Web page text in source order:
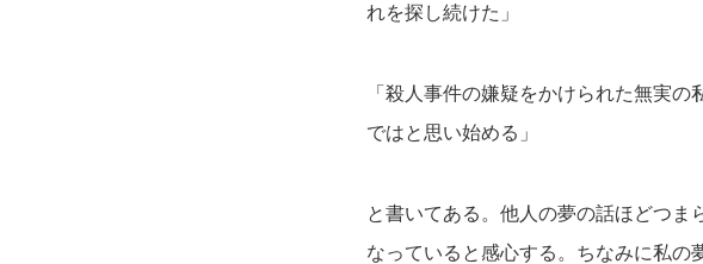
れを探し続けた」
「殺人事件の嫌疑をかけられた無実
ではと思い始める」
と書いてある。他人の夢の話ほどつま
なっていると感心する。ちなみに私の